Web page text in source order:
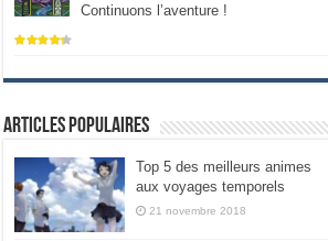
Continuons l’aventure !
Articles populaires
Top 5 des meilleurs animes
aux voyages temporels
21 novembre 2018